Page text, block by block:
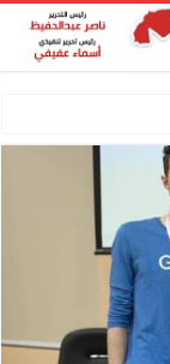
ترسم م